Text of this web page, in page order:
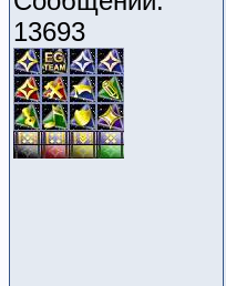
13693